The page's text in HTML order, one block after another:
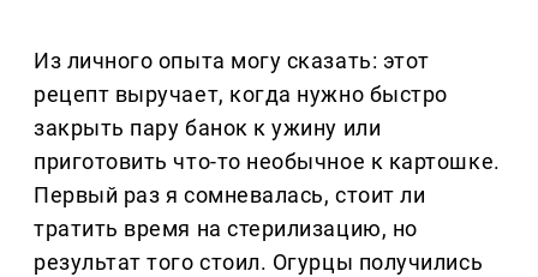
Из личного опыта могу сказать: этот
рецепт выручает, когда нужно быстро
закрыть пару банок к ужину или
приготовить что-то необычное к картошке.
Первый раз я сомневалась, стоит ли
тратить время на стерилизацию, но
результат того стоил. Огурцы получились